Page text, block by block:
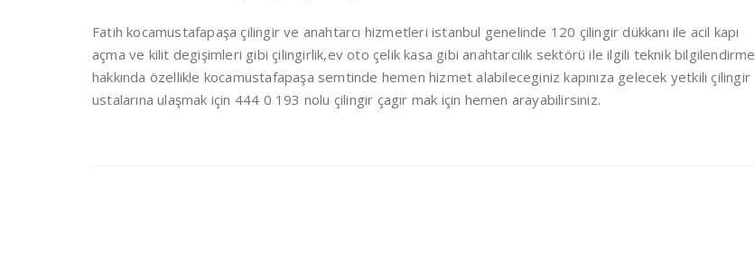
Fatih kocamustafapaşa çilingir ve anahtarcı hizmetleri istanbul genelinde 120 çilingir dükkanı ile acil kapı
açma ve kilit degişimleri gibi çilingirlik,ev oto çelik kasa gibi anahtarcılık sektörü ile ilgili teknik bilgilendirme
hakkında özellikle kocamustafapaşa semtinde hemen hizmet alabileceginiz kapınıza gelecek yetkili çilingir
ustalarına ulaşmak için 444 0 193 nolu çilingir çagır mak için hemen arayabilirsiniz.